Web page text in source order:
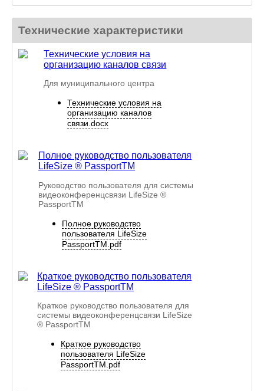
Технические характеристики
Технические условия на
организацию каналов связи
Для муниципального центра
Технические условия на
организацию каналов
связи.docx
Полное руководство пользователя
LifeSize ® PassportTM
Руководство пользователя для системы
видеоконференцсвязи LifeSize ®
PassportTM
Полное руководство
пользователя LifeSize
PassportTM.pdf
Краткое руководство пользователя
LifeSize ® PassportTM
Краткое руководство пользователя для
системы видеоконференцсвязи LifeSize
® PassportTM
Краткое руководство
пользователя LifeSize
PassportTM.pdf